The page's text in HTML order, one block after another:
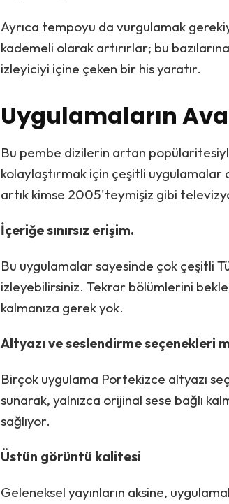
Ayrıca tempoyu da vurgulamak
kademeli olarak artırırlar; bu
izleyiciyi içine çeken bir his yaratır.
Uygulamaların
Bu pembe dizilerin artan
kolaylaştırmak için çeşitli uygulamalar
artık kimse 2005'teymişiz gibi
İçeriğe sınırsız erişim.
Bu uygulamalar sayesinde çok çeşitli
izleyebilirsiniz. Tekrar bölümlerini
kalmanıza gerek yok.
Altyazı ve seslendirme seçenekleri
Birçok uygulama Portekizce altyazı
sunarak, yalnızca orijinal sese bağlı
sağlıyor.
Üstün görüntü kalitesi
Geleneksel yayınların aksine,